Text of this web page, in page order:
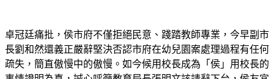
卓冠廷痛批，侯市府不僅拒絕民意、踐踏教師專業，今早副市
長劉和然還義正嚴辭堅決否認市府在幼兒園案處理過程有任何